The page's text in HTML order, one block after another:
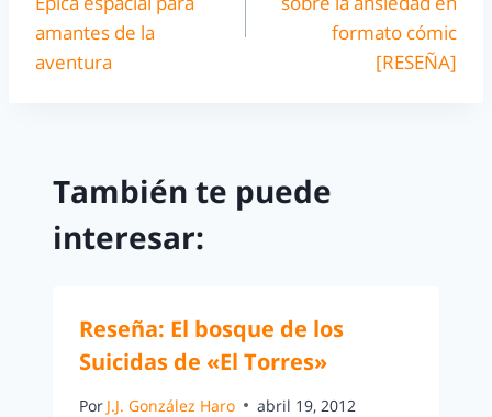
amantes de la
aventura
formato cómic
[RESEÑA]
También te puede
interesar:
Reseña: El bosque de los
Suicidas de «El Torres»
Por J.J. González Haro abril 19, 2012